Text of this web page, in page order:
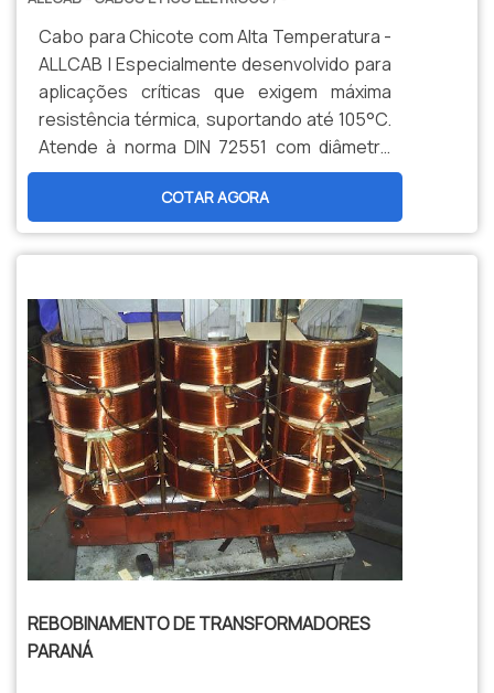
Cabo para Chicote com Alta Temperatura -
ALLCAB | Especialmente desenvolvido para
aplicações críticas que exigem máxima
resistência térmica, suportando até 105°C.
Atende à norma DIN 72551 com diâmetro
reduzido para instalação em espaços
confinados. Solução confiável para
sistemas automotivos e industriais sujeitos
a altas temperaturas e ambientes
COTAR AGORA
REBOBINAMENTO DE TRANSFORMADORES
PARANÁ